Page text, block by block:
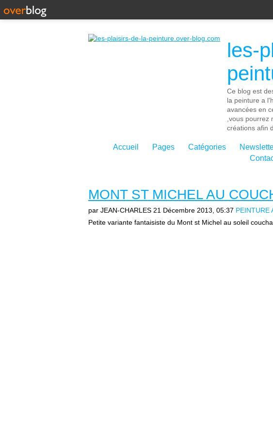
les-
Ce blog est
la peinture a
avancées en
,vous pourrez
créations afin
Accueil Pages Catégories
MONT ST MICHEL AU
par JEAN-CHARLES 21 Décembre 2013, 05:37 PEINTURE
Petite variante fantaisiste du Mont st Michel au soleil